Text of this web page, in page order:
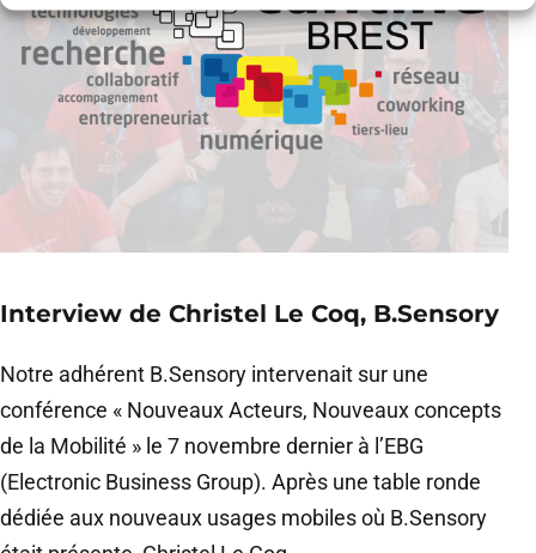
Interview de Christel Le Coq, B.Sensory
Notre adhérent B.Sensory intervenait sur une
conférence « Nouveaux Acteurs, Nouveaux concepts
de la Mobilité » le 7 novembre dernier à l’EBG
(Electronic Business Group). Après une table ronde
dédiée aux nouveaux usages mobiles où B.Sensory